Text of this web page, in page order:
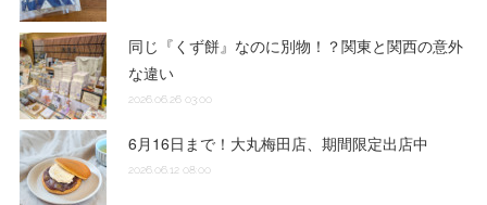
同じ『くず餅』なのに別物！？関東と関西の意外
な違い
2026.06.26 03:00
6月16日まで！大丸梅田店、期間限定出店中
2026.06.12 08:00